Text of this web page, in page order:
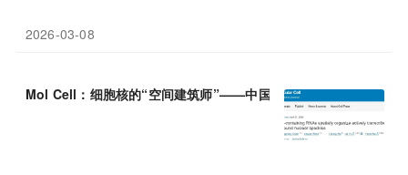
2026-03-08
Mol Cell：细胞核的“空间建筑师”——中国医学科学院马艳妮/余